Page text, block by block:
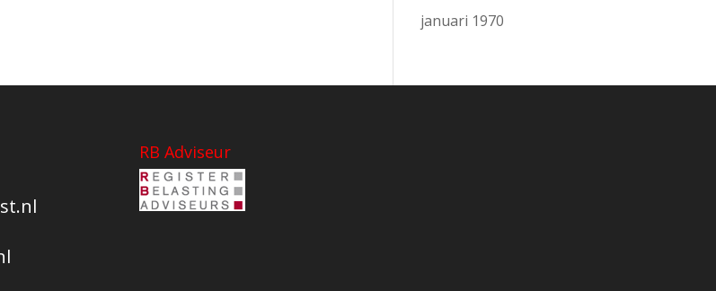
januari 1970
RB Adviseur